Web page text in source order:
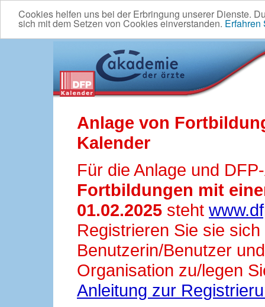
Cookies helfen uns bei der Erbringung unserer Dienste.
sich mit dem Setzen von Cookies einverstanden. Erfahren
Anlage von
Kalender
Für die Anlage und
Fortbildungen mit
01.02.2025 steht
Registrieren Sie sie
Benutzerin/Benutzer
Organisation zu/legen
Anleitung zur